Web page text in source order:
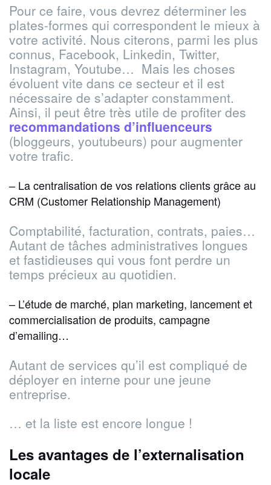
Pour ce faire, vous devrez déterminer les
plates-formes qui correspondent le mieux à
votre activité. Nous citerons, parmi les plus
connus, Facebook, Linkedin, Twitter,
Instagram, Youtube… Mais les choses
évoluent vite dans ce secteur et il est
nécessaire de s’adapter constamment.
Ainsi, il peut être très utile de profiter des
recommandations d’influenceurs
(bloggeurs, youtubeurs) pour augmenter
votre trafic.
– La centralisation de vos relations clients grâce au
CRM (Customer Relationship Management)
Comptabilité, facturation, contrats, paies…
Autant de tâches administratives longues
et fastidieuses qui vous font perdre un
temps précieux au quotidien.
– L’étude de marché, plan marketing, lancement et
commercialisation de produits, campagne
d’emailing…
Autant de services qu’il est compliqué de
déployer en interne pour une jeune
entreprise.
… et la liste est encore longue !
Les avantages de l’externalisation
locale